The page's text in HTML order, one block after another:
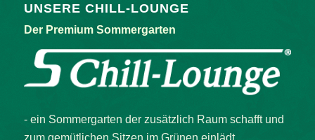
UNSERE CHILL-LOUNGE
Der Premium Sommergarten
- ein Sommergarten der zusätzlich Raum schafft und
zum gemütlichen Sitzen im Grünen einlädt.